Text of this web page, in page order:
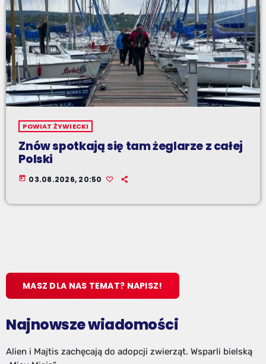
POWIAT ŻYWIECKI
Znów spotkają się tam żeglarze z całej
Polski
today 03.08.2026, 20:50
MASZ DLA NAS TEMAT? NAPISZ!
Najnowsze wiadomości
Alien i Majtis zachęcają do adopcji zwierząt. Wsparli bielską